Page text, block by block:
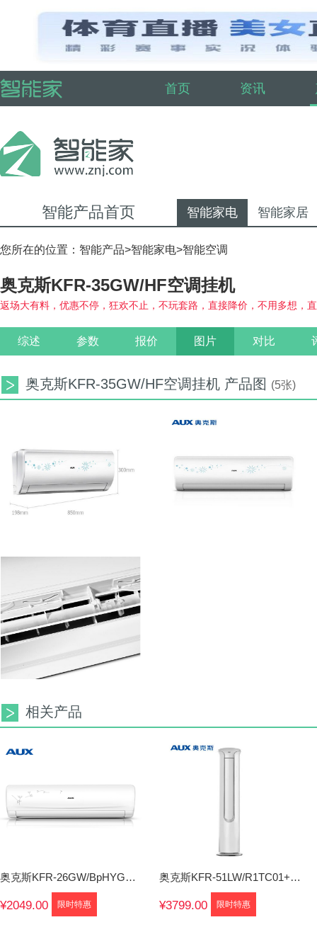
首页 资讯
智能产品首页 智能家电 智能家居
您所在的位置： 智能产品>智能家电>智能空调
奥克斯KFR-35GW/HF空调挂机
返场大有料，优惠不停，狂欢不止，不玩套路，直接降价，不用多想，
综述 参数 报价 图片 对比
奥克斯KFR-35GW/HF空调挂机 产品图 (5张)
相关产品
奥克斯KFR-26GW/BpHYG+3挂机空调
¥2049.00 限时特惠
奥克斯KFR-51LW/R1TC01+2圆柱空调柜机
¥3799.00 限时特惠